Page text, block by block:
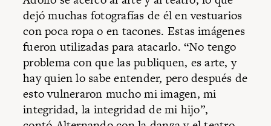
dejó muchas fotografías de él en vestuarios
con poca ropa o en tacones. Estas imágenes
fueron utilizadas para atacarlo. “No tengo
problema con que las publiquen, es arte, y
hay quien lo sabe entender, pero después de
esto vulneraron mucho mi imagen, mi
integridad, la integridad de mi hijo”,